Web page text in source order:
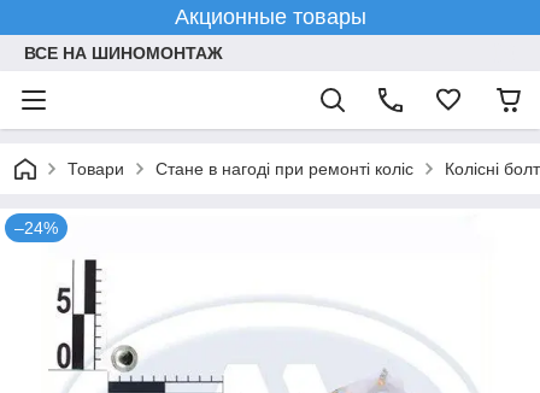
Акционные товары
ВСЕ НА ШИНОМОНТАЖ
Товари Стане в нагоді при ремонті коліс Колісні
–24%